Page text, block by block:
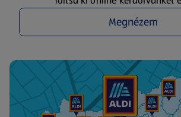
Megnézem